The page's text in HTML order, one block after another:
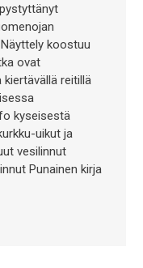
koostuu
ovat
reitillä
kyseisestä
uikut ja
vesilinnut
Punainen kirja